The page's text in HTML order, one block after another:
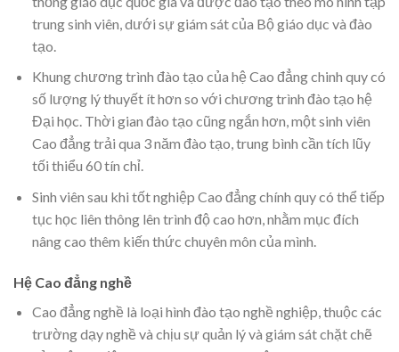
trung sinh viên, dưới sự giám sát của Bộ giáo dục và đào
tạo.
Khung chương trình đào tạo của hệ Cao đẳng chinh quy có
số lượng lý thuyết ít hơn so với chương trình đào tạo hệ
Đại học. Thời gian đào tạo cũng ngắn hơn, một sinh viên
Cao đẳng trải qua 3 năm đào tạo, trung bình cần tích lũy
tối thiểu 60 tín chỉ.
Sinh viên sau khi tốt nghiệp Cao đẳng chính quy có thể tiếp
tục học liên thông lên trình độ cao hơn, nhằm mục đích
nâng cao thêm kiến thức chuyên môn của mình.
Hệ Cao đẳng nghề
Cao đẳng nghề là loại hình đào tạo nghề nghiệp, thuộc các
trường dạy nghề và chịu sự quản lý và giám sát chặt chẽ